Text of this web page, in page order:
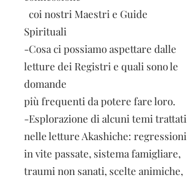
coi nostri Maestri e Guide
Spirituali
-Cosa ci possiamo aspettare dalle
letture dei Registri e quali sono le
domande
più frequenti da potere fare loro.
-Esplorazione di alcuni temi trattati
nelle letture Akashiche: regressioni
in vite passate, sistema famigliare,
traumi non sanati, scelte animiche,